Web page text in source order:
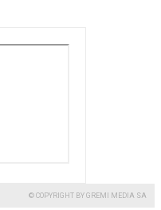
© COPYRIGHT BY GREMI MEDIA SA